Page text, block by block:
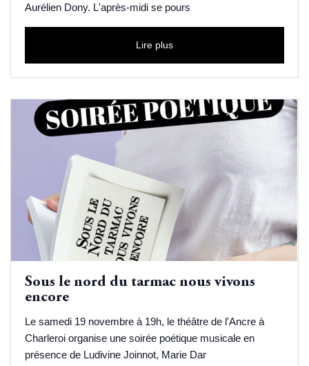
Aurélien Dony. L'après-midi se pours
Lire plus
Sous le nord du tarmac nous vivons
encore
Le samedi 19 novembre à 19h, le théâtre de l'Ancre à
Charleroi organise une soirée poétique musicale en
présence de Ludivine Joinnot, Marie Dar